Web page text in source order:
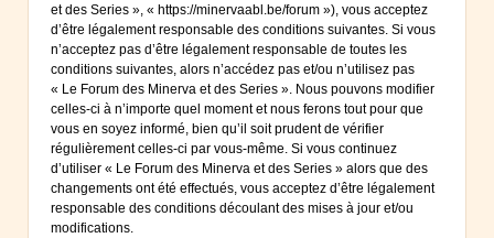
et des Series », « https://minervaabl.be/forum »), vous acceptez
d’être légalement responsable des conditions suivantes. Si vous
n’acceptez pas d’être légalement responsable de toutes les
conditions suivantes, alors n’accédez pas et/ou n’utilisez pas
« Le Forum des Minerva et des Series ». Nous pouvons modifier
celles-ci à n’importe quel moment et nous ferons tout pour que
vous en soyez informé, bien qu’il soit prudent de vérifier
régulièrement celles-ci par vous-même. Si vous continuez
d’utiliser « Le Forum des Minerva et des Series » alors que des
changements ont été effectués, vous acceptez d’être légalement
responsable des conditions découlant des mises à jour et/ou
modifications.